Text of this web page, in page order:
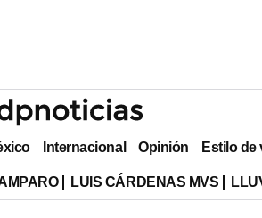
Internacional Opinión Estilo de
LUIS CÁRDENAS MVS